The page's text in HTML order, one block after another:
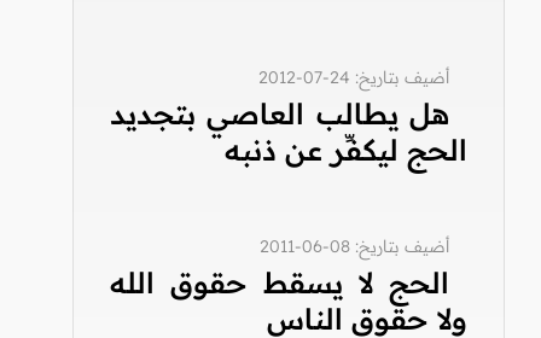
أضيف بتاريخ: 24-07-2012
هل يطالب العاصي بتجديد
الحج ليكفِّر عن ذنبه
أضيف بتاريخ: 08-06-2011
الحج لا يسقط حقوق الله
ولا حقوق الناس